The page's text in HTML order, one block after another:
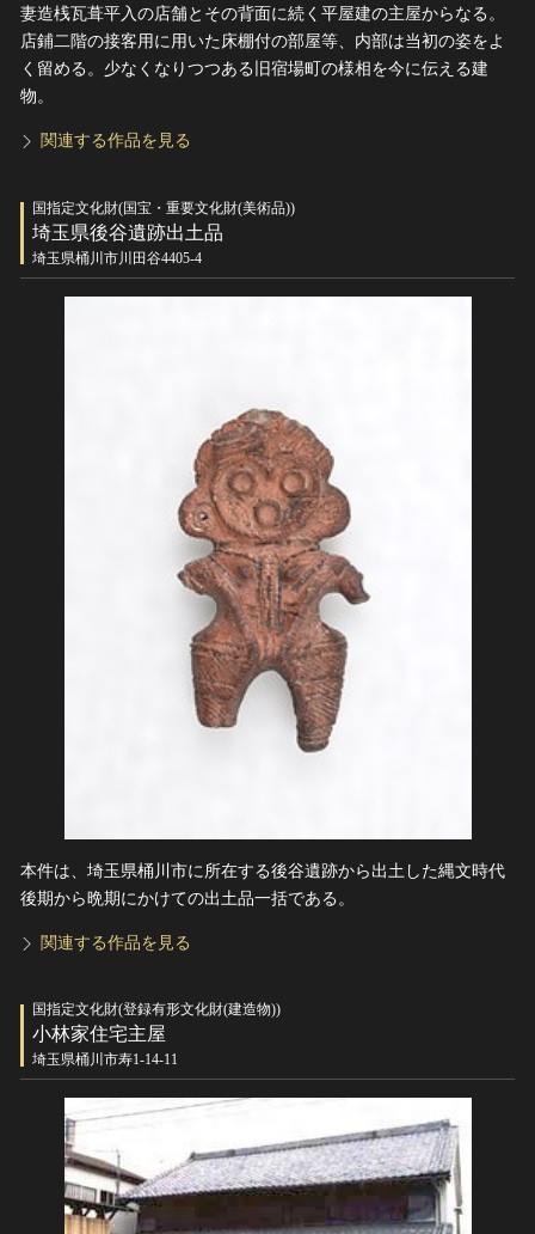
妻造桟瓦葺平入の店舗とその背面に続く平屋建の主屋からなる。
店鋪二階の接客用に用いた床棚付の部屋等、内部は当初の姿をよ
く留める。少なくなりつつある旧宿場町の様相を今に伝える建
物。
関連する作品を見る
国指定文化財(国宝・重要文化財(美術品))
埼玉県後谷遺跡出土品
埼玉県桶川市川田谷4405-4
本件は、埼玉県桶川市に所在する後谷遺跡から出土した縄文時代
後期から晩期にかけての出土品一括である。
関連する作品を見る
国指定文化財(登録有形文化財(建造物))
小林家住宅主屋
埼玉県桶川市寿1-14-11